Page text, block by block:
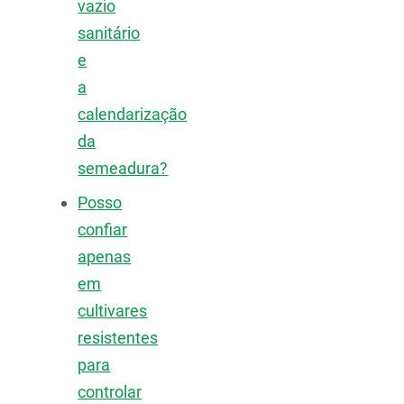
vazio
sanitário
e
a
calendarização
da
semeadura?
Posso
confiar
apenas
em
cultivares
resistentes
para
controlar